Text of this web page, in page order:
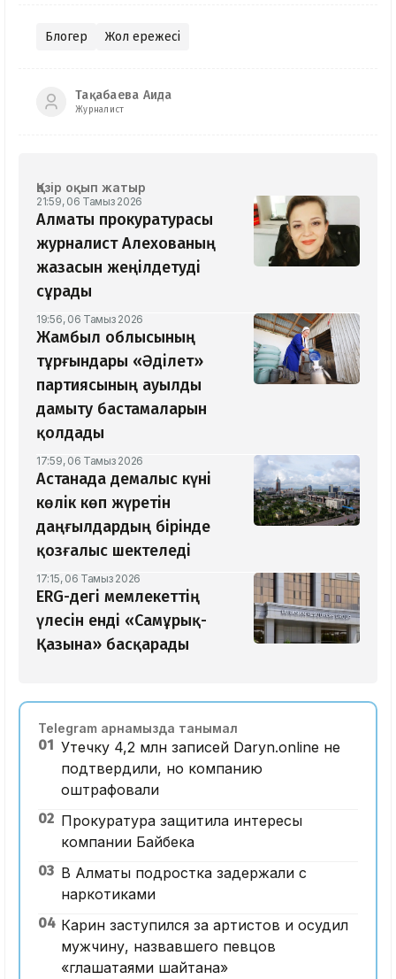
Блогер Жол ережесі
Тақабаева Аида
Журналист
Қазір оқып жатыр
21:59, 06 Тамыз 2026
Алматы прокуратурасы
журналист Алехованың
жазасын жеңілдетуді
сұрады
19:56, 06 Тамыз 2026
Жамбыл облысының
тұрғындары «Әділет»
партиясының ауылды
дамыту бастамаларын
қолдады
17:59, 06 Тамыз 2026
Астанада демалыс күні
көлік көп жүретін
даңғылдардың бірінде
қозғалыс шектеледі
17:15, 06 Тамыз 2026
ERG-дегі мемлекеттің
үлесін енді «Самұрық-
Қазына» басқарады
Telegram арнамызда танымал
01 Утечку 4,2 млн записей Daryn.online не
подтвердили, но компанию
оштрафовали
02 Прокуратура защитила интересы
компании Байбека
03 В Алматы подростка задержали с
наркотиками
04 Карин заступился за артистов и осудил
мужчину, назвавшего певцов
«глашатаями шайтана»